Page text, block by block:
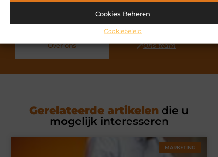
Cookies Beheren
Cookiebeleid
blogger? Neem contact met ons op en word deel van
Over ons Ons team
Gerelateerde artikelen die u
mogelijk interesseren
MARKETING